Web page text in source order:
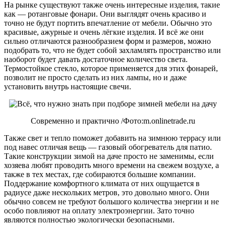
На рынке существуют также очень интересные изделия, такие
как — ротанговые фонари. Они выглядят очень красиво и
точно не будут портить впечатление от мебели. Обычно это
красивые, ажурные и очень лёгкие изделия. И всё же они
сильно отличаются разнообразием форм и размеров, можно
подобрать то, что не будет собой захламлять пространство или
наоборот будет давать достаточное количество света.
Термостойкое стекло, которое применяется для этих фонарей,
позволит не просто сделать из них лампы, но и даже
установить внутрь настоящие свечи.
Современно и практично /Фото:m.onlinetrade.ru
Также свет и тепло поможет добавить на зимнюю террасу или
под навес отличая вещь — газовый обогреватель для патио.
Такие конструкции зимой на даче просто не заменимы, если
хозяева любят проводить много времени на свежем воздухе, а
также в тех местах, где собираются большие компании.
Поддержание комфортного климата от них ощущается в
радиусе даже нескольких метров, это довольно много. Они
обычно совсем не требуют большого количества энергии и не
особо повлияют на оплату электроэнергии. Зато точно
являются полностью экологически безопасными.